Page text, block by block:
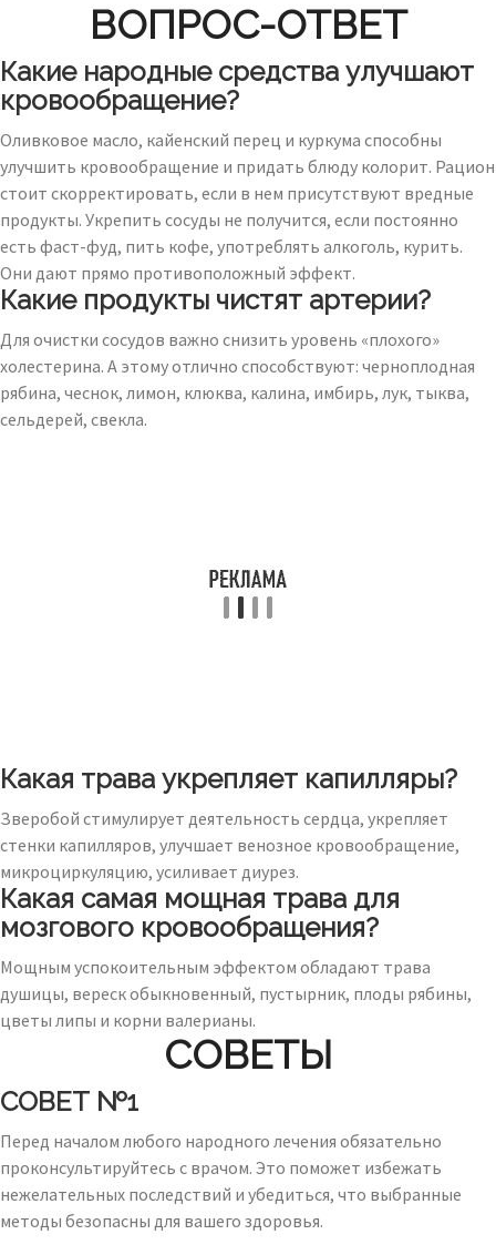
ВОПРОС-ОТВЕТ
Какие народные средства улучшают
кровообращение?
Оливковое масло, кайенский перец и куркума способны
улучшить кровообращение и придать блюду колорит. Рацион
стоит скорректировать, если в нем присутствуют вредные
продукты. Укрепить сосуды не получится, если постоянно
есть фаст-фуд, пить кофе, употреблять алкоголь, курить.
Они дают прямо противоположный эффект.
Какие продукты чистят артерии?
Для очистки сосудов важно снизить уровень «плохого»
холестерина. А этому отлично способствуют: черноплодная
рябина, чеснок, лимон, клюква, калина, имбирь, лук, тыква,
сельдерей, свекла.
Какая трава укрепляет капилляры?
Зверобой стимулирует деятельность сердца, укрепляет
стенки капилляров, улучшает венозное кровообращение,
микроциркуляцию, усиливает диурез.
Какая самая мощная трава для
мозгового кровообращения?
Мощным успокоительным эффектом обладают трава
душицы, вереск обыкновенный, пустырник, плоды рябины,
цветы липы и корни валерианы.
СОВЕТЫ
СОВЕТ №1
Перед началом любого народного лечения обязательно
проконсультируйтесь с врачом. Это поможет избежать
нежелательных последствий и убедиться, что выбранные
методы безопасны для вашего здоровья.